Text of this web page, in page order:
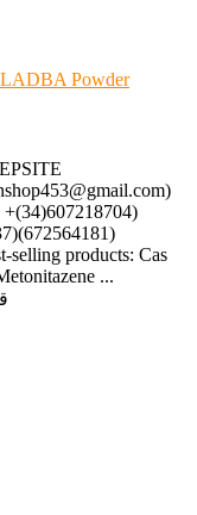
Powder
selling products: Cas
...